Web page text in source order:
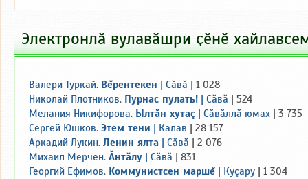
Электронлӑ вулавӑшри ҫӗнӗ
Валери Туркай. Вĕрентекен | Сăвă | 1 028
Николай Плотников. Пурнас пулать! | Сăвă | 524
Мелания Никифорова. Ылтăн хутаç | Сăвăллă юмах | 3 735
Сергей Юшков. Этем тени | Калав | 28 157
Аркадий Лукин. Ленин ялта | Сăвă | 2 076
Михаил Мерчен. Ăнтăлу | Сăвă | 831
Георгий Ефимов. Коммунистсен маршĕ | Куçару | 1 304